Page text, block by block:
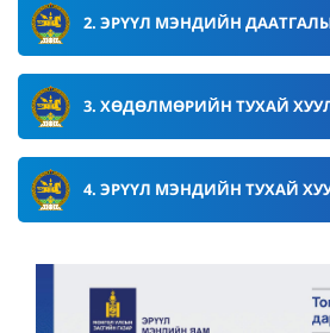
2. ЭРҮҮЛ МЭНДИЙН
3. ХӨДӨЛМӨРИЙН ТУХАЙ
4. ЭРҮҮЛ МЭНДИЙН ТУХАЙ